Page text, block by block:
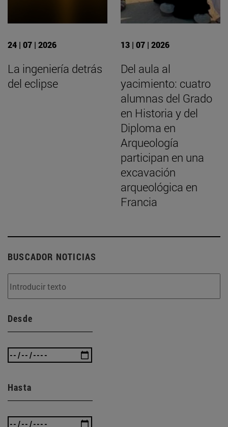
24 | 07 | 2026
La ingeniería detrás
del eclipse
13 | 07 | 2026
Del aula al
yacimiento: cuatro
alumnas del Grado
en Historia y del
Diploma en
Arqueología
participan en una
excavación
arqueológica en
Francia
BUSCADOR NOTICIAS
Desde
Hasta